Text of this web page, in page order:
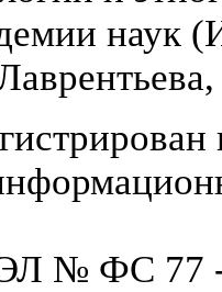
ЭЛ № ФС 77